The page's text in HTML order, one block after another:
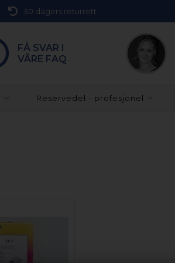
30 dagers returrett
FÅ SVAR I
VÅRE FAQ
Reservedel - profesjonel